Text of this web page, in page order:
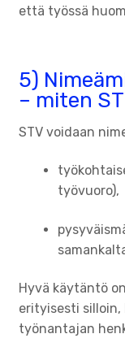
että työssä
5)
– miten
STV voidaan
työvuoro),
Hyvä käytäntö
erityisesti silloin,
työnantajan